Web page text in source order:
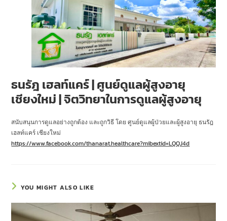
ธนรัฎ เฮลท์แคร์ | ศูนย์ดูแลผู้สูงอายุ
เชียงใหม่ | จิตวิทยาในการดูแลผู้สูงอายุ
สนับสนุนการดูแลอย่างถูกต้อง และถูกวิธี โดย ศูนย์ดูแลผู้ป่วยและผู้สูงอายุ ธนรัฎ
เฮลท์แคร์ เชียงใหม่
https://www.facebook.com/thanarat.healthcare?mibextid=LQQJ4d
YOU MIGHT ALSO LIKE